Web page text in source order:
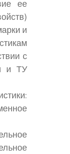
ее
и
с
и ТУ